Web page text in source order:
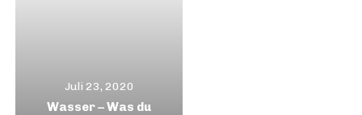
Juli 23, 2020
Wasser – Was du